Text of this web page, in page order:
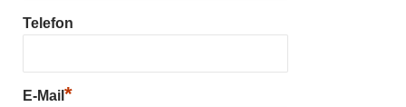
Telefon
E-Mail *